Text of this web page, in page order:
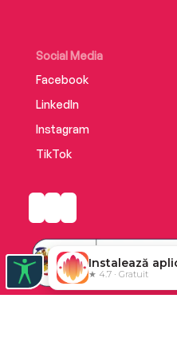
Social Media
Facebook
LinkedIn
Instagram
TikTok
Instalează
★ 4.7 · Gratuit